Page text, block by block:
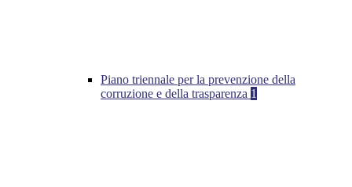
Piano triennale per la prevenzione della
corruzione e della trasparenza 1